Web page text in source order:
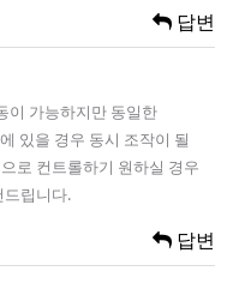
답변
이 가능하지만 동일한
있을 경우 동시 조작이 될
로 컨트롤하기 원하실 경우
드립니다.
답변